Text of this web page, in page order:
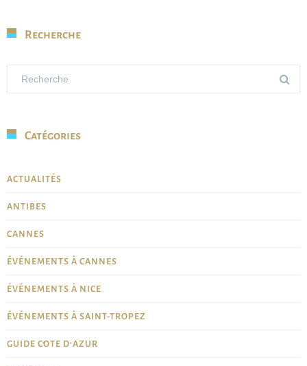
Recherche
Catégories
ACTUALITÉS
ANTIBES
CANNES
ÉVÉNEMENTS À CANNES
ÉVÉNEMENTS À NICE
ÉVÉNEMENTS À SAINT-TROPEZ
GUIDE CÔTE D'AZUR